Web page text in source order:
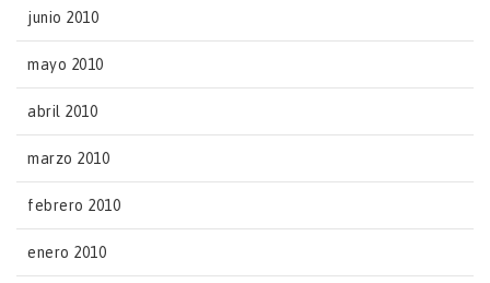
junio 2010
mayo 2010
abril 2010
marzo 2010
febrero 2010
enero 2010